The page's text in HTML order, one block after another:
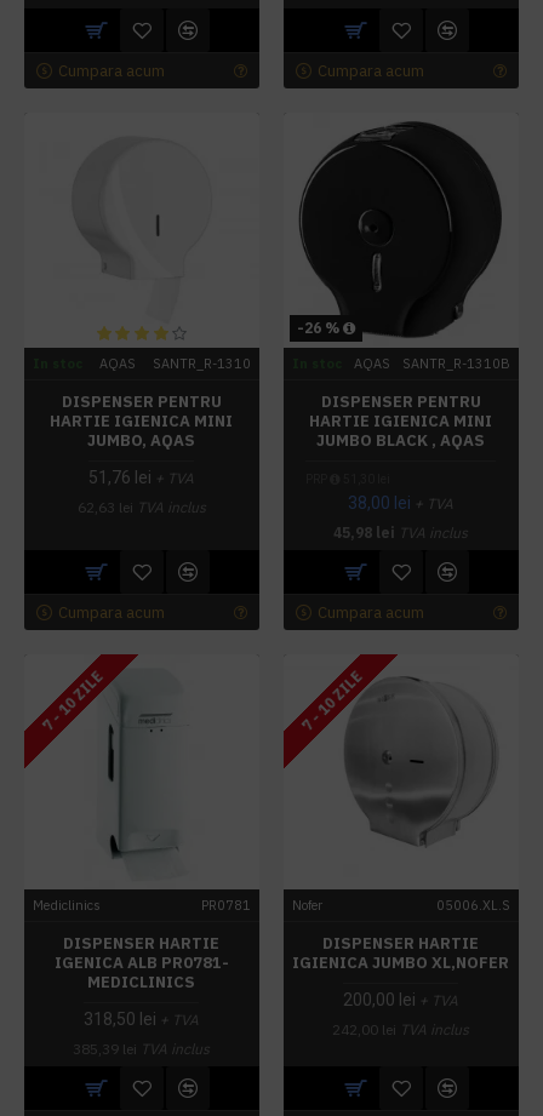
Cumpara acum Cumpara acum
AQAS SANTR_R-1310
DISPENSER PENTRU
HARTIE IGIENICA MINI
JUMBO, AQAS
51,76 lei + TVA
62,63 lei TVA inclus
Cumpara acum
-26 %
AQAS SANTR_R-1310B
DISPENSER PENTRU
HARTIE IGIENICA MINI
JUMBO BLACK , AQAS
38,00 lei + TVA
45,98 lei TVA inclus
Cumpara acum
7 - 10 ZILE
Mediclinics PR0781
DISPENSER HARTIE
IGENICA ALB PR0781-
MEDICLINICS
318,50 lei + TVA
385,39 lei TVA inclus
7 - 10 ZILE
Nofer 05006.XL.S
DISPENSER HARTIE
IGIENICA JUMBO XL,NOFER
200,00 lei + TVA
242,00 lei TVA inclus